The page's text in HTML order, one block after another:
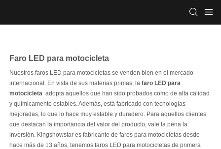
Faro LED para motocicleta
Nuestros faros LED para motocicletas se venden bien en el mercado
internacional. En vista de sus materias primas, lafaro LED para
motocicleta adopta aquellos que han sido probados como de alta calidad
y químicamente estables. Además, está fabricado con tecnologías
mejoradas, lo que lo hace muy estable y duradero. Para aquellos clientes
que destacan la importancia del valor del producto, vale la pena la
inversión. Kingshowstar es fabricante de faros para motocicletas desde
hace más de 13 años, tenemos faros LED para motocicletas de primera